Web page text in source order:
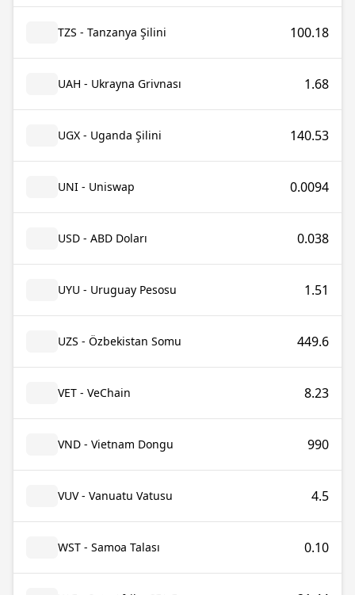
TZS - Tanzanya Şilini 100.18
UAH - Ukrayna Grivnası 1.68
UGX - Uganda Şilini 140.53
UNI - Uniswap 0.0094
USD - ABD Doları 0.038
UYU - Uruguay Pesosu 1.51
UZS - Özbekistan Somu 449.6
VET - VeChain 8.23
VND - Vietnam Dongu 990
VUV - Vanuatu Vatusu 4.5
WST - Samoa Talası 0.10